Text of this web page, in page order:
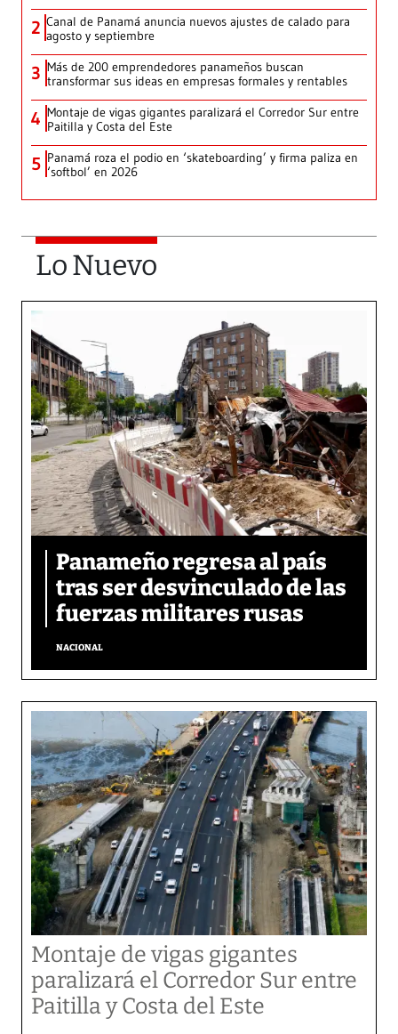
2 Canal de Panamá anuncia nuevos ajustes de calado para
agosto y septiembre
3 Más de 200 emprendedores panameños buscan
transformar sus ideas en empresas formales y rentables
4 Montaje de vigas gigantes paralizará el Corredor Sur entre
Paitilla y Costa del Este
5 Panamá roza el podio en ‘skateboarding’ y firma paliza en
‘softbol’ en 2026
Lo Nuevo
Panameño regresa al país
tras ser desvinculado de las
fuerzas militares rusas
NACIONAL
Montaje de vigas gigantes
paralizará el Corredor Sur entre
Paitilla y Costa del Este